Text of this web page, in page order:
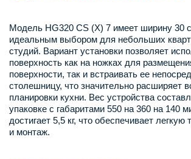
Модель HG320 CS (X) 7 имеет ширину 30
идеальным выбором для небольших
студий. Вариант установки позволяет
поверхность как на ножках для
поверхности, так и встраивать ее
столешницу, что значительно расширяет
планировки кухни. Вес устройства
упаковке с габаритами 550 на 360 на 140
достигает 5,5 кг, что обеспечивает легкую
и монтаж.